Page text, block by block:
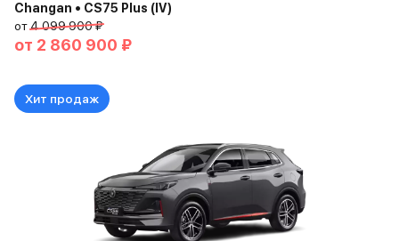
Changan • CS75 Plus (IV)
от4 099 900 ₽
от 2 860 900 ₽
Хит продаж